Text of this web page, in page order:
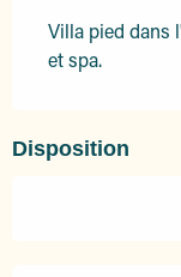
Villa pied dans
et spa.
Disposition